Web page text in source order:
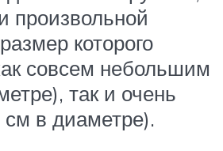
произвольной
которого
совсем небольшим
так и очень
в диаметре).